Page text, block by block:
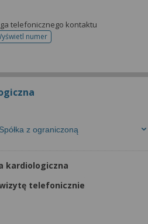
telefonicznego kontaktu
numer
telefonu do rejestracji
z ograniczoną
kardiologiczna
telefonicznie